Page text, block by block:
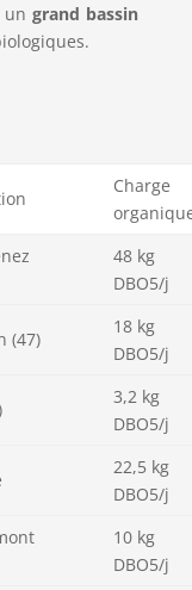
ungrand bassin
Charge
48 kg
DBO5/j
(47)
18 kg
DBO5/j
3,2 kg
DBO5/j
22,5 kg
DBO5/j
10 kg
DBO5/j